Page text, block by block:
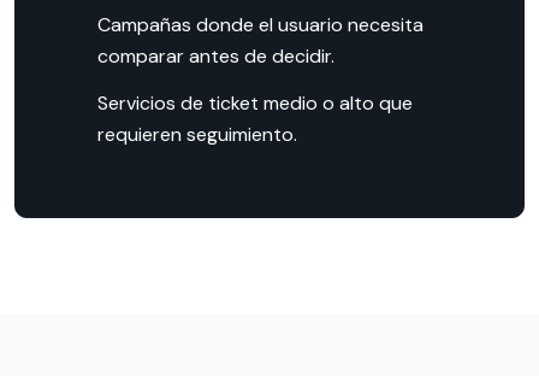
Campañas donde el usuario necesita
comparar antes de decidir.
Servicios de ticket medio o alto que
requieren seguimiento.